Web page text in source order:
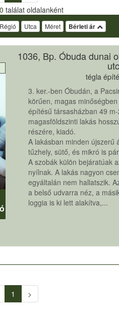
találat oldalanként
Régió Utca Méret Bérleti ár
1036, Bp. Óbuda dunai
tégla
3. ker.-ben Óbudán, a
körűen, magas
építésű társasházban 49
magasföldszinti lakás
részére, kiadó.
A lakásban minden újszerű
tűzhely, sütő, és mikró is
A szobák külön bejáratúak
nyílnak. A lakás nagyon
egyáltalán nem hallatszik.
a belső udvarra néz, a
loggia is ki lett alakítva,...
1 >